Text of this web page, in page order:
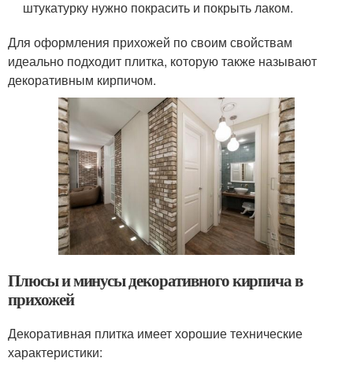
штукатурку нужно покрасить и покрыть лаком.
Для оформления прихожей по своим свойствам
идеально подходит плитка, которую также называют
декоративным кирпичом.
Плюсы и минусы декоративного кирпича в
прихожей
Декоративная плитка имеет хорошие технические
характеристики: